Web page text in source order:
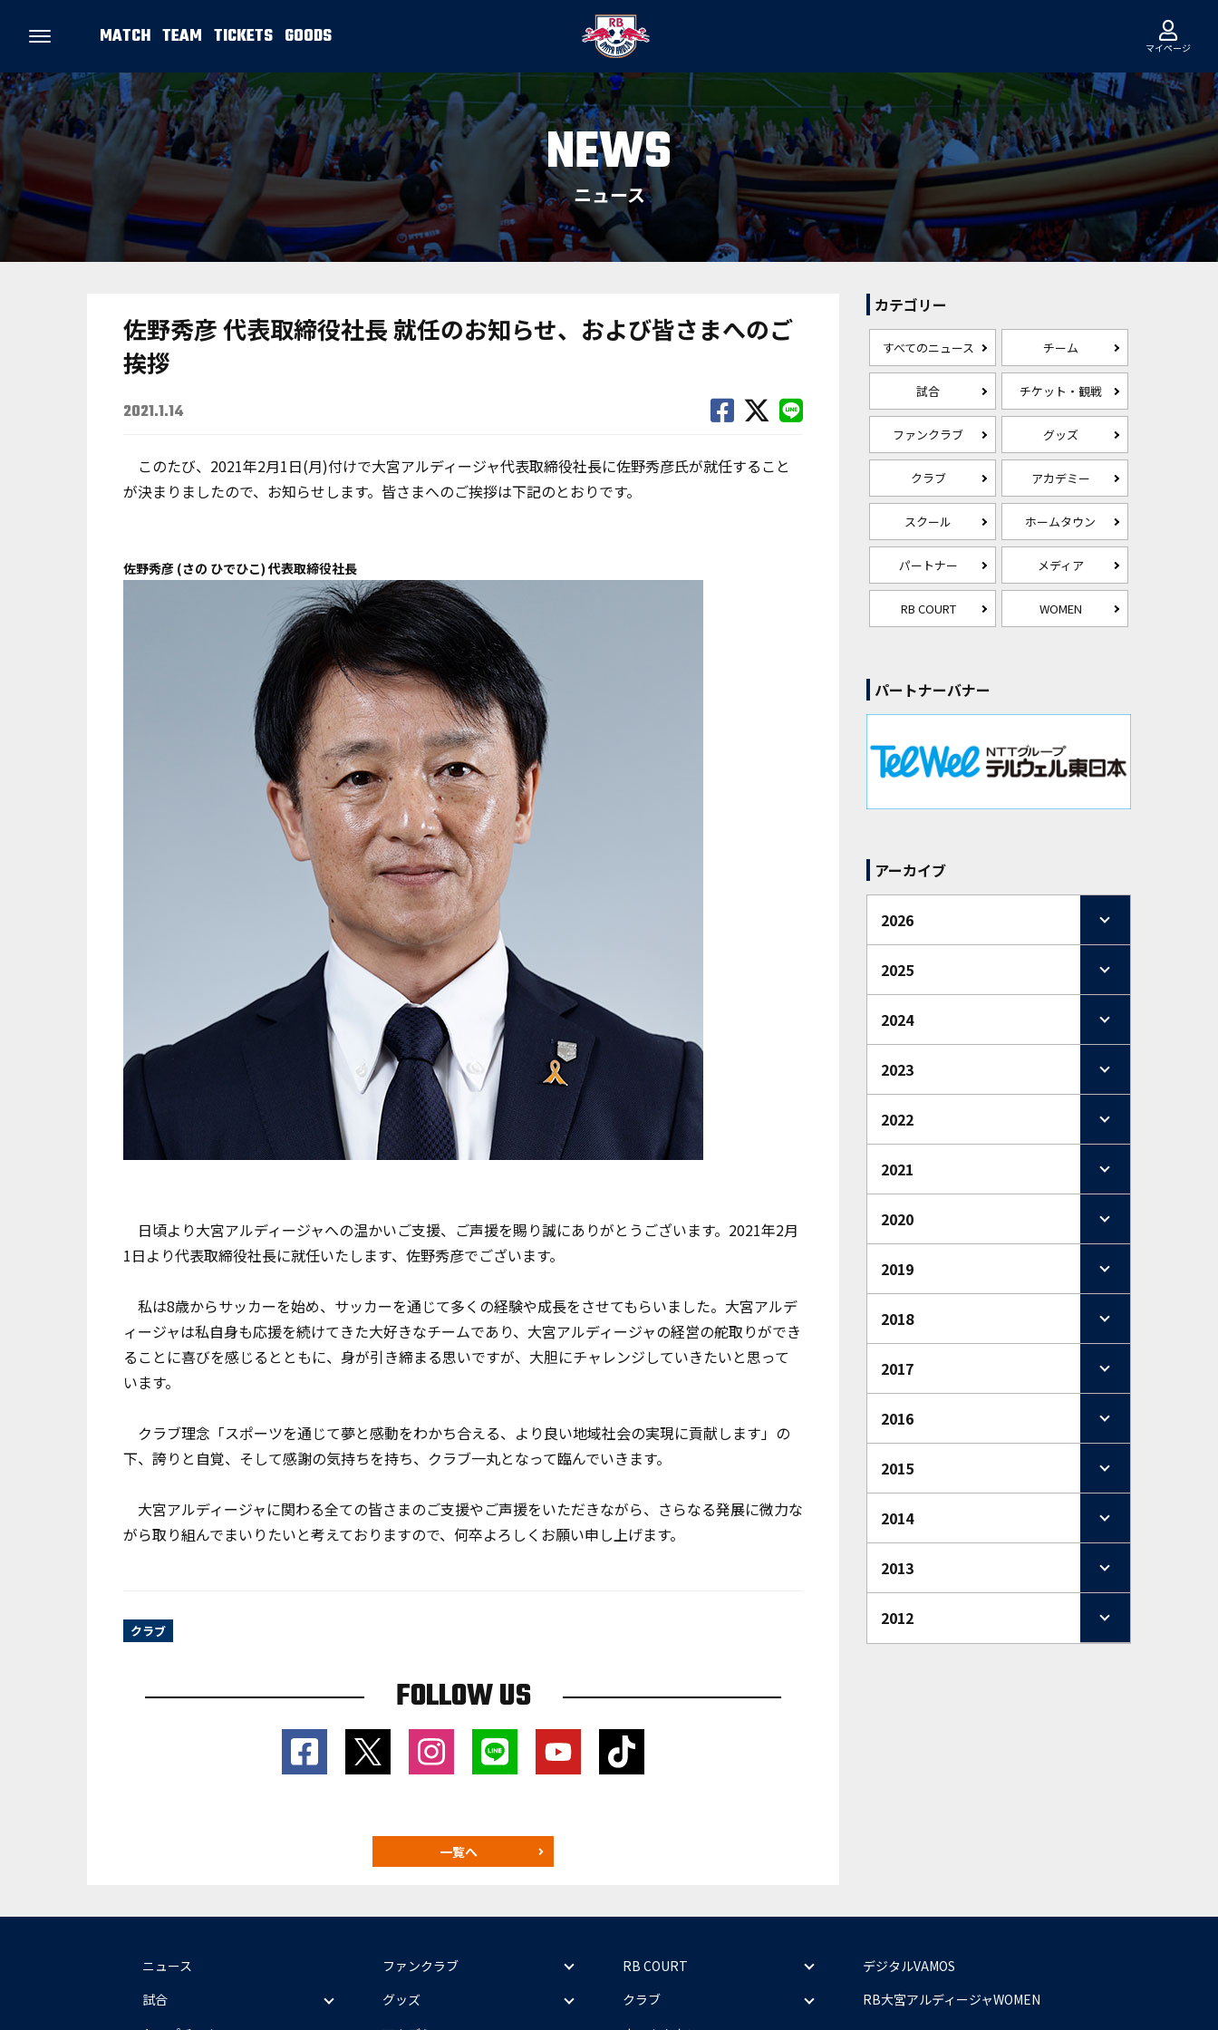
MATCH TEAM TICKETS GOODS マイページ
NEWS
ニュース
佐野秀彦 代表取締役社長 就任のお知らせ、および皆さまへのご
挨拶
2021.1.14
このたび、2021年2月1日(月)付けで大宮アルディージャ代表取締役社長に佐野秀彦氏が就任すること
が決まりましたので、お知らせします。皆さまへのご挨拶は下記のとおりです。
佐野秀彦 (さの ひでひこ) 代表取締役社長
日頃より大宮アルディージャへの温かいご支援、ご声援を賜り誠にありがとうございます。2021年2月
1日より代表取締役社長に就任いたします、佐野秀彦でございます。
私は8歳からサッカーを始め、サッカーを通じて多くの経験や成長をさせてもらいました。大宮アルデ
ィージャは私自身も応援を続けてきた大好きなチームであり、大宮アルディージャの経営の舵取りができ
ることに喜びを感じるとともに、身が引き締まる思いですが、大胆にチャレンジしていきたいと思って
います。
クラブ理念「スポーツを通じて夢と感動をわかち合える、より良い地域社会の実現に貢献します」の
下、誇りと自覚、そして感謝の気持ちを持ち、クラブ一丸となって臨んでいきます。
大宮アルディージャに関わる全ての皆さまのご支援やご声援をいただきながら、さらなる発展に微力な
がら取り組んでまいりたいと考えておりますので、何卒よろしくお願い申し上げます。
クラブ
FOLLOW US
一覧へ
カテゴリー
すべてのニュース チーム
試合 チケット・観戦
ファンクラブ グッズ
クラブ アカデミー
スクール ホームタウン
パートナー メディア
RB COURT WOMEN
パートナーバナー
アーカイブ
2026
2025
2024
2023
2022
2021
2020
2019
2018
2017
2016
2015
2014
2013
2012
ニュース
試合
ファンクラブ
グッズ
RB COURT
クラブ
デジタルVAMOS
RB大宮アルディージャWOMEN